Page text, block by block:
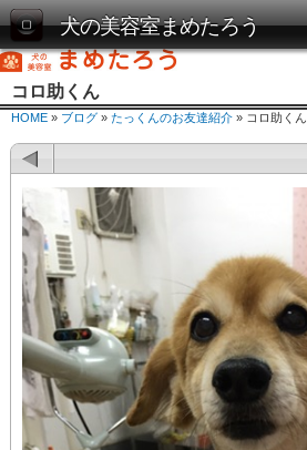
犬の美容室まめたろう
コロ助くん
HOME » ブログ » たっくんのお友達紹介 » コロ助くん